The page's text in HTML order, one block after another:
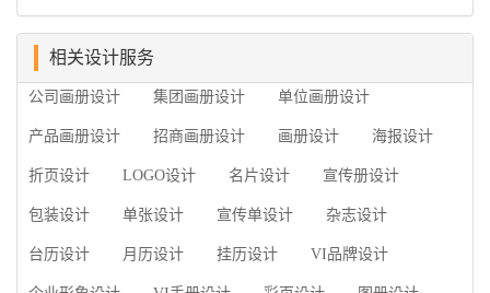
练掌握制作软件，深谙画册设...
产品画册设计要注重企业文化，引起客户关注 现
在企业都在使用产品画册来进行市场宣传，高档产品
个成功的高档产品画册设计，能够将一个公司的企业
相关设计服务
公司画册设计 集团画册设计 单位画册设计
产品画册设计 招商画册设计 画册设计 海报设计
折页设计 LOGO设计 名片设计 宣传册设计
包装设计 单张设计 宣传单设计 杂志设计
台历设计 月历设计 挂历设计 VI品牌设计